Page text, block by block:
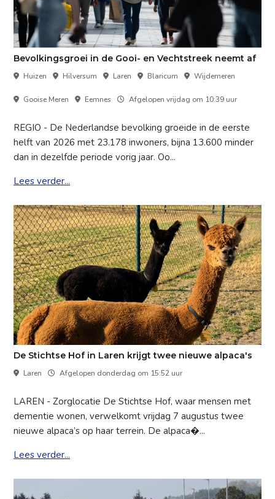
Bevolkingsgroei in de Gooi- en Vechtstreek neemt af
Huizen Hilversum Laren Blaricum Wijdemeren
Gooise Meren Eemnes Afgelopen vrijdag om 10:39 uur
REGIO - De Nederlandse bevolking groeide in de eerste
helft van 2026 met 23.178 inwoners, bijna 13.600 minder
dan in dezelfde periode vorig jaar. Oo...
Lees verder...
De Stichtse Hof in Laren krijgt twee nieuwe alpaca's
Laren Afgelopen donderdag om 15:52 uur
LAREN - Zorglocatie De Stichtse Hof, waar mensen met
dementie wonen, verwelkomt vrijdag 7 augustus twee
nieuwe alpaca’s op haar terrein. De alpaca�...
Lees verder...